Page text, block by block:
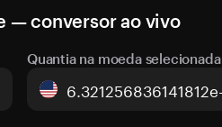
— conversor ao vivo
Quantia na moeda selecionada